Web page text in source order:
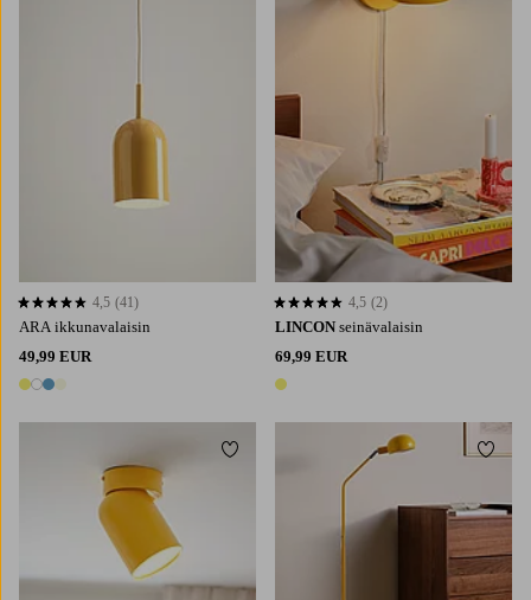
ARA ikkunavalaisin
49,99 EUR
4 värejä
4,5 perustuen 41 arvosanaan
4,5 (41)
LINCON seinävalaisin
69,99 EUR
1 väri
4,5 perustuen 2 arvosanaan
4,5 (2)
Lisää suosikkeihin Lisää